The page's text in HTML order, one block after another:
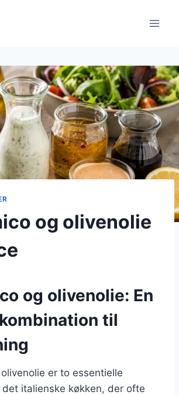
og olivenolie
og olivenolie: En
til
er to essentielle
italienske køkken, der ofte